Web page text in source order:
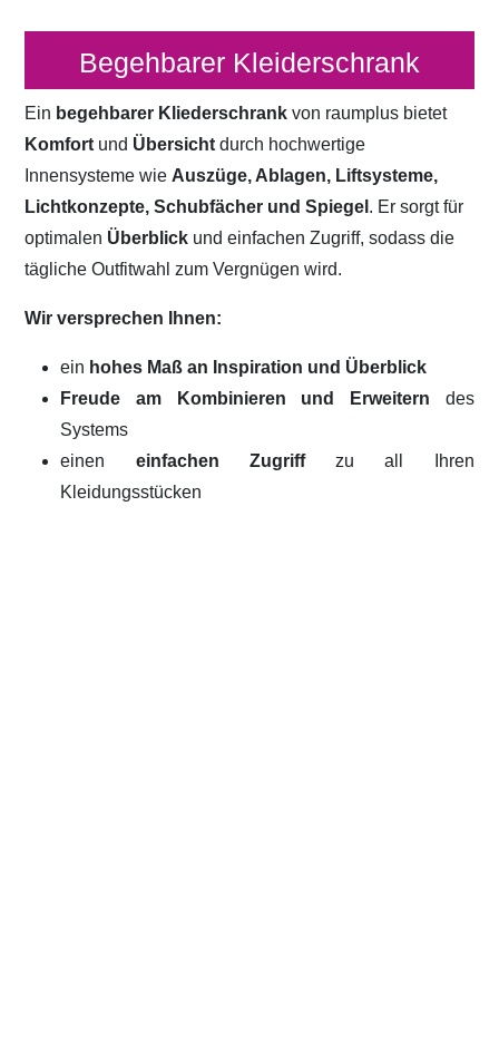
Begehbarer Kleiderschrank
Ein begehbarer Kliederschrankvon raumplus bietet
Komfort und Übersicht durch hochwertige
Innensysteme wie Auszüge, Ablagen, Liftsysteme,
Lichtkonzepte, Schubfächer und Spiegel . Er sorgt für
optimalen Überblick und einfachen Zugriff, sodass die
tägliche Outfitwahl zum Vergnügen wird.
Wir versprechen Ihnen:
ein hohes Maß an Inspiration und Überblick
Freude am Kombinieren und Erweitern des
Systems
einen einfachen Zugriffzu all Ihren
Kleidungsstücken